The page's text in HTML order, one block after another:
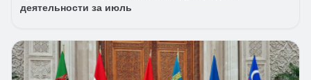
деятельности за июль